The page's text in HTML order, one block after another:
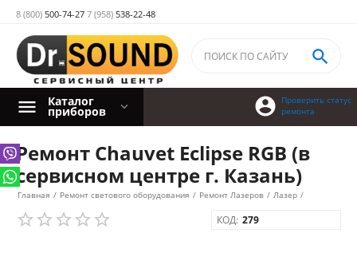
8 (800) 500-74-27 7 (958) 538-22-48
Проверить статус
ремонта


Каталог
приборов
Ремонт Chauvet Eclipse RGB (в
сервисном центре г. Казань)
Главная / Ремонт светового оборудования / Ремонт Лазеров / Лазер /
КОД: 279